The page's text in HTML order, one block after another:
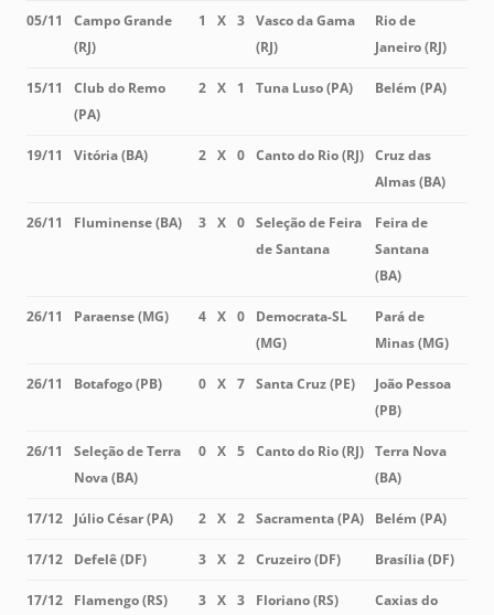
05/11
Campo Grande
(RJ)
1 X 3 Vasco da Gama
(RJ)
Rio de
Janeiro (RJ)
15/11
Club do Remo
(PA)
2 X 1 Tuna Luso (PA) Belém (PA)
19/11 Vitória (BA) 2 X 0 Canto do Rio (RJ) Cruz das
Almas (BA)
26/11 Fluminense (BA) 3 X 0 Seleção de Feira
de Santana
Feira de
Santana
(BA)
26/11 Paraense (MG) 4 X 0
Democrata-SL
(MG)
Pará de
Minas (MG)
26/11 Botafogo (PB) 0 X 7 Santa Cruz (PE)
João Pessoa
(PB)
26/11
Seleção de Terra
Nova (BA)
0 X 5 Canto do Rio (RJ) Terra Nova
(BA)
17/12 Júlio César (PA) 2 X 2 Sacramenta (PA) Belém (PA)
17/12 Defelê (DF) 3 X 2 Cruzeiro (DF) Brasília (DF)
17/12 Flamengo (RS) 3 X 3 Floriano (RS)
Caxias do